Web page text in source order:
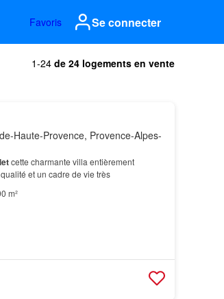
Favoris Se connecter
1-24 de 24 logements en vente
Haute-Provence, Provence-Alpes-
cette charmante villa entièrement
et un cadre de vie très
m²